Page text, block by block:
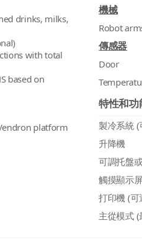
drinks, milks,
with total
based on
platform
機械
Robot
傳感器
Door
特性和功
製冷系統 (
升降機
可調托盤
觸摸顯示
打印機 (可
主從模式 (